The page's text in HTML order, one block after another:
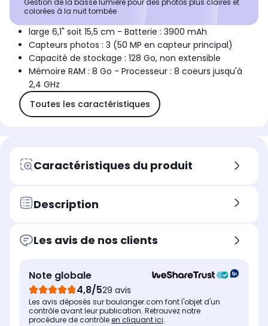
Gestion de la basse lumière pour des photos plus claires et
colorées à la nuit tombée
large 6,1" soit 15,5 cm - Batterie : 3900 mAh
Capteurs photos : 3 (50 MP en capteur principal)
Capacité de stockage : 128 Go, non extensible
Mémoire RAM : 8 Go - Processeur : 8 coeurs jusqu'à
2,4 GHz
Toutes les caractéristiques
Caractéristiques du produit
Description
Les avis de nos clients
Note globale
4,8/529 avis
Les avis déposés sur boulanger.com font l'objet d'un
contrôle avant leur publication. Retrouvez notre
procédure de contrôleen cliquant ici.